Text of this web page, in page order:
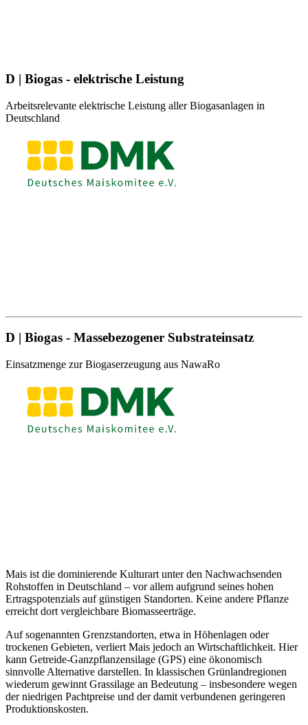
D | Biogas - elektrische Leistung
Arbeitsrelevante elektrische Leistung aller Biogasanlagen in
Deutschland
D | Biogas - Massebezogener Substrateinsatz
Einsatzmenge zur Biogaserzeugung aus NawaRo
Mais ist die dominierende Kulturart unter den Nachwachsenden
Rohstoffen in Deutschland – vor allem aufgrund seines hohen
Ertragspotenzials auf günstigen Standorten. Keine andere Pflanze
erreicht dort vergleichbare Biomasseerträge.
Auf sogenannten Grenzstandorten, etwa in Höhenlagen oder
trockenen Gebieten, verliert Mais jedoch an Wirtschaftlichkeit. Hier
kann Getreide-Ganzpflanzensilage (GPS) eine ökonomisch
sinnvolle Alternative darstellen. In klassischen Grünlandregionen
wiederum gewinnt Grassilage an Bedeutung – insbesondere wegen
der niedrigen Pachtpreise und der damit verbundenen geringeren
Produktionskosten.